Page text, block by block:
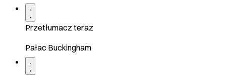
Przetłumacz teraz
Pałac Buckingham